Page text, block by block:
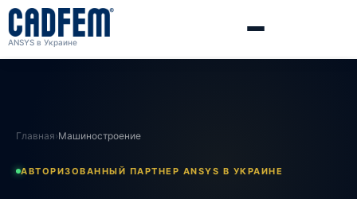
ANSYS в Украине
Главная›Машиностроение
АВТОРИЗОВАННЫЙ ПАРТНЕР ANSYS В УКРАИНЕ